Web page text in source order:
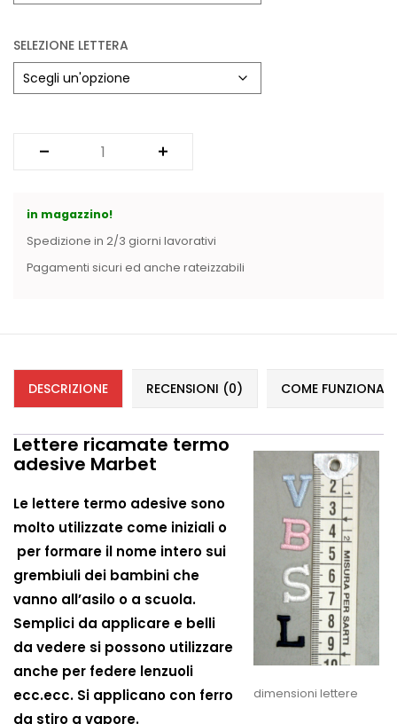
SELEZIONE LETTERA
in magazzino!
Spedizione in 2/3 giorni lavorativi
Pagamenti sicuri ed anche rateizzabili
DESCRIZIONE RECENSIONI (0) COME
dimensioni lettere
Lettere ricamate termo
adesive Marbet
Le lettere termo adesive sono
molto utilizzate come iniziali o
per formare il nome intero sui
grembiuli dei bambini che
vanno all’asilo o a scuola.
Semplici da applicare e belli
da vedere si possono utilizzare
anche per federe lenzuoli
ecc.ecc. Si applicano con ferro
da stiro a vapore.